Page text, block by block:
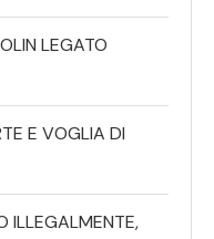
LEGATO
E VOGLIA DI
ILLEGALMENTE,